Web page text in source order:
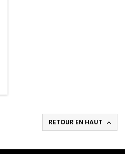
RETOUR EN HAUT 